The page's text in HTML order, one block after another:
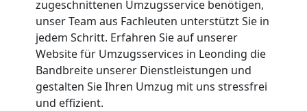
zugeschnittenen Umzugsservice benötigen,
unser Team aus Fachleuten unterstützt Sie in
jedem Schritt. Erfahren Sie auf unserer
Website für Umzugsservices in Leonding die
Bandbreite unserer Dienstleistungen und
gestalten Sie Ihren Umzug mit uns stressfrei
und effizient.